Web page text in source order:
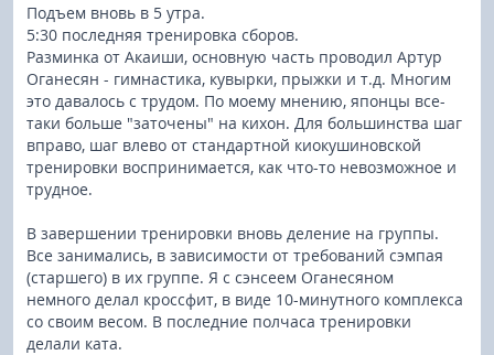
Подъем вновь в 5 утра.
5:30 последняя тренировка сборов.
Разминка от Акаиши, основную часть проводил Артур
Оганесян - гимнастика, кувырки, прыжки и т.д. Многим
это давалось с трудом. По моему мнению, японцы все-
таки больше "заточены" на кихон. Для большинства шаг
вправо, шаг влево от стандартной киокушиновской
тренировки воспринимается, как что-то невозможное и
трудное.
В завершении тренировки вновь деление на группы.
Все занимались, в зависимости от требований сэмпая
(старшего) в их группе. Я с сэнсеем Оганесяном
немного делал кроссфит, в виде 10-минутного комплекса
со своим весом. В последние полчаса тренировки
делали ката.